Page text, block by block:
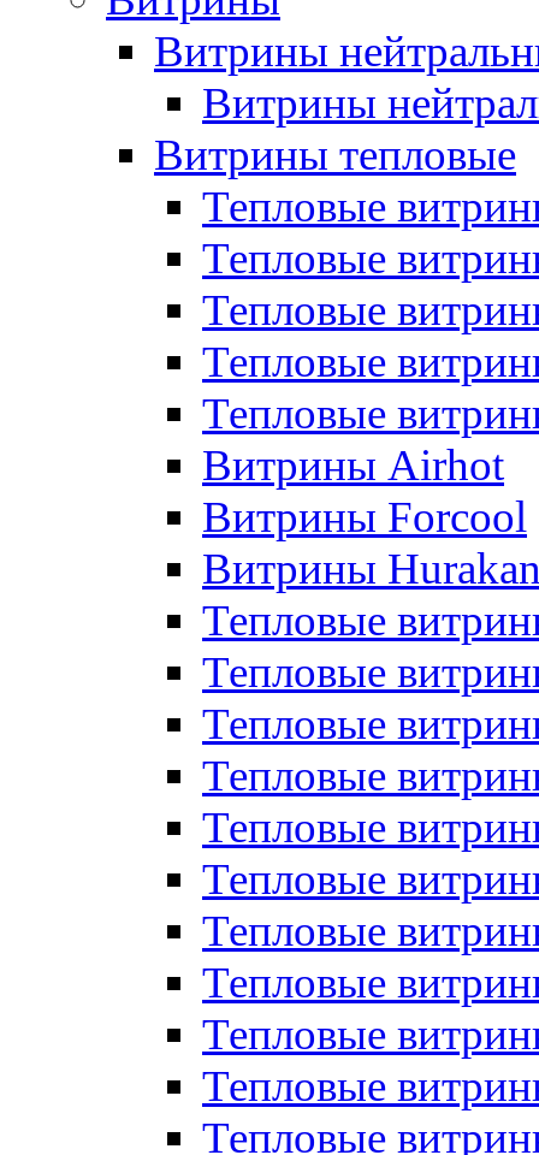
Витрины
Витрины
Витрины тепловые
Тепловые
Тепловые
Тепловые
Тепловые
Тепловые
Витрины Airhot
Витрины Forcool
Витрины
Тепловые
Тепловые
Тепловые
Тепловые
Тепловые
Тепловые
Тепловые
Тепловые
Тепловые
Тепловые
Тепловые